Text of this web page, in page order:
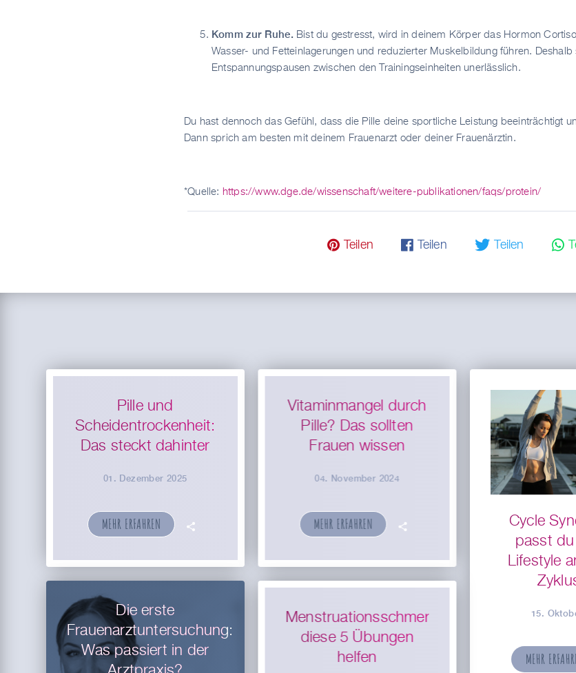
Komm zur Ruhe. Bist du gestresst, wird in deinem Körper das Hormon
Wasser- und Fetteinlagerungen und reduzierter Muskelbildung führen. Deshalb
Entspannungspausen zwischen den Trainingseinheiten unerlässlich.
Du hast dennoch das Gefühl, dass die Pille deine sportliche Leistung beeinträchtigt
Dann sprich am besten mit deinem Frauenarzt oder deiner Frauenärztin.
*Quelle: https://www.dge.de/wissenschaft/weitere-publikationen/faqs/protein/
𝓟 Teilen 𝗳 Teilen 🐦 Teilen 💬
Pille und
Scheidentrockenheit:
Das steckt dahinter
01. Dezember 2025
MEHR ERFAHREN 🗣
Vitaminmangel durch
Pille? Das sollten
Frauen wissen
04. November 2024
MEHR ERFAHREN 🗣
Cycle
passt
Lifestyle
15.
MEHR
Die erste
Frauenarztuntersuchung:
Was passiert in der
Menstruationsschmerzen:
diese 5 Übungen
helfen